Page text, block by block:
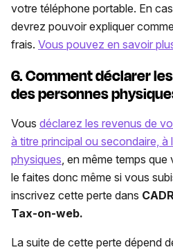
votre téléphone portable. En
devrez pouvoir expliquer
frais. Vous pouvez en savoir
6.Comment déclarer
des personnes
Vous déclarez les revenus de
à titre principal ou secondaire,
physiques , en même temps
le faites donc même si vous
inscrivez cette perte dans
Tax-on-web.
La suite de cette perte dépend